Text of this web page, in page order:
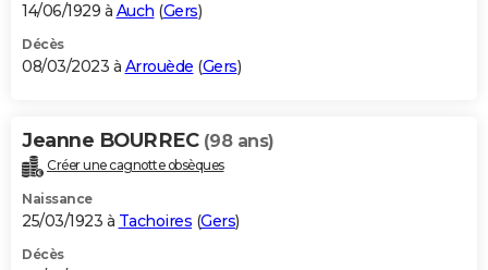
14/06/1929 à Auch (Gers)
Décès
08/03/2023 à Arrouède (Gers)
Jeanne BOURREC (98 ans)
Créer une cagnotte obsèques
Naissance
25/03/1923 à Tachoires (Gers)
Décès